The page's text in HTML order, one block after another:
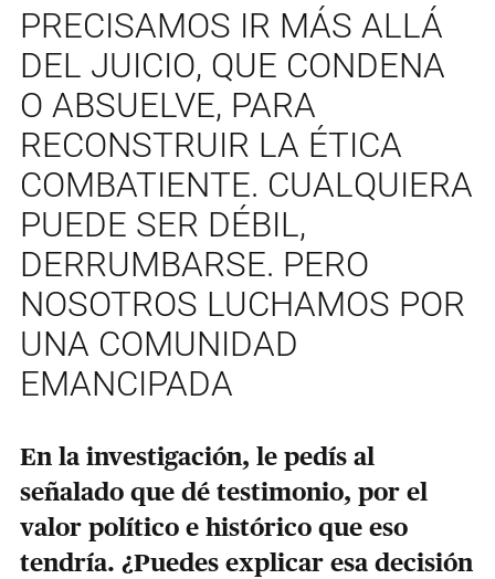
PRECISAMOS IR MÁS ALLÁ
DEL JUICIO, QUE CONDENA
O ABSUELVE, PARA
RECONSTRUIR LA ÉTICA
COMBATIENTE. CUALQUIERA
PUEDE SER DÉBIL,
DERRUMBARSE. PERO
NOSOTROS LUCHAMOS POR
UNA COMUNIDAD
EMANCIPADA
En la investigación, le pedís al
señalado que dé testimonio, por el
valor político e histórico que eso
tendría. ¿Puedes explicar esa decisión